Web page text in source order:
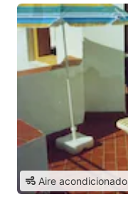
Aire acondicionado